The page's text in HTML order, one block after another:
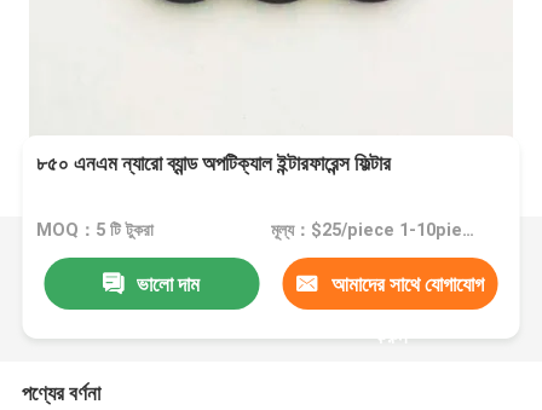
৮৫০ এনএম ন্যারো ব্যান্ড অপটিক্যাল ইন্টারফারেন্স ফিল্টার
MOQ：5 টি টুকরা মূল্য：$25/piece 1-10piece; $20/piece 11-50pieces; $15piece >=51pieces
ভালো দাম আমাদের সাথে যোগাযোগ
করুন
পণ্যের বর্ণনা